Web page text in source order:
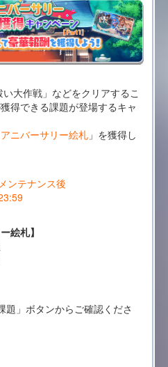
い大作戦」などをクリアするこ
得できる課題が登場するキャ
アニバーサリー絵札」を獲得し
ンテナンス後
絵札】
題」ボタンからご確認くださ